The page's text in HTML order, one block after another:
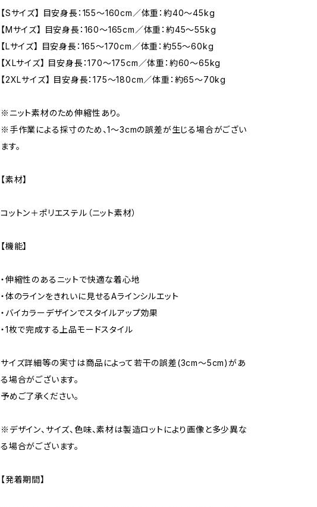
【Sサイズ】 目安身長：155〜160cm／体重：約40〜45kg
【Mサイズ】 目安身長：160〜165cm／体重：約45〜55kg
【Lサイズ】 目安身長：165〜170cm／体重：約55〜60kg
【XLサイズ】 目安身長：170〜175cm／体重：約60〜65kg
【2XLサイズ】 目安身長：175〜180cm／体重：約65〜70kg
※ニット素材のため伸縮性あり。
※手作業による採寸のため、1〜3cmの誤差が生じる場合がござい
ます。
【素材】
コットン＋ポリエステル（ニット素材）
【機能】
・伸縮性のあるニットで快適な着心地
・体のラインをきれいに見せるAラインシルエット
・バイカラーデザインでスタイルアップ効果
・1枚で完成する上品モードスタイル
サイズ詳細等の実寸は商品によって若干の誤差(3cm〜5cm)があ
る場合がございます。
予めご了承ください。
※デザイン、サイズ、色味、素材は製造ロットにより画像と多少異な
る場合がございます。
【発着期間】